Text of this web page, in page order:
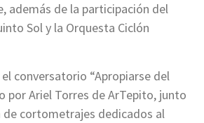
además de la participación del
Sol y la Orquesta Ciclón
conversatorio “Apropiarse del
por Ariel Torres de ArTepito, junto
de cortometrajes dedicados al